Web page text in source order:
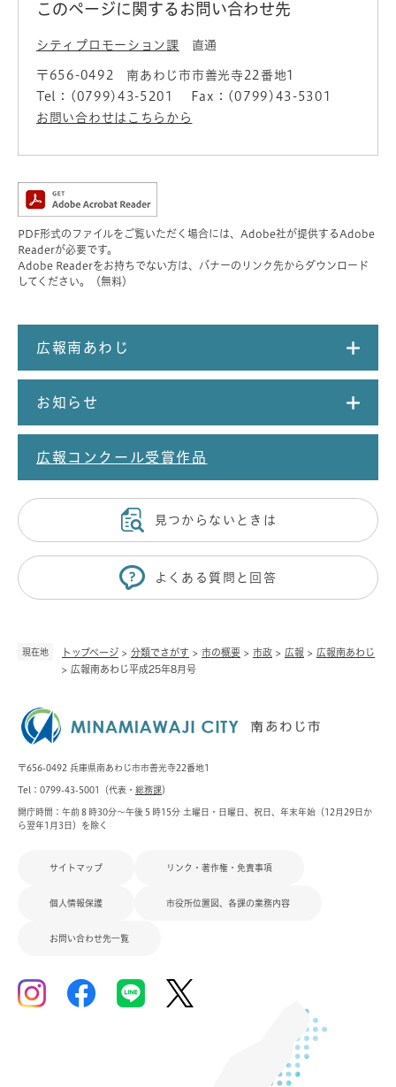
現在地 トップページ > 分類でさがす > 市の概要 > 市政 > 広報 > 広報南あわじ
> 広報南あわじ平成25年8月号
このページに関するお問い合わせ先
シティプロモーション課 直通
〒656-0492
南あわじ市市善光寺22番地1
Tel：(0799)43-5201
Fax：(0799)43-5301
お問い合わせはこちらから
PDF形式のファイルをご覧いただく場合には、Adobe社が提供するAdobe
Readerが必要です。
Adobe Readerをお持ちでない方は、バナーのリンク先からダウンロード
してください。（無料）
広報南あわじ
お知らせ
広報コンクール受賞作品
見つからないときは
よくある質問と回答
〒656-0492 兵庫県南あわじ市市善光寺22番地1
Tel：0799-43-5001（代表・ 総務課）
開庁時間：午前８時30分～午後５時15分 土曜日・日曜日、祝日、年末年始（12月29日か
ら翌年1月3日）を除く
サイトマップ リンク・著作権・免責事項
個人情報保護 市役所位置図、各課の業務内容
お問い合わせ先一覧